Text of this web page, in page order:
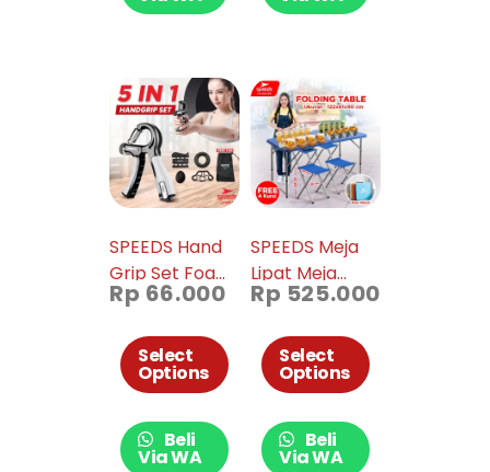
SPEEDS Hand
Grip Set Foam
Fitness LX Set
Rp 66.000
Select
Options
Beli
Via WA
SPEEDS Meja
Lipat Meja
Rumah Jualan
Camping
Serbaguna
Belajar 031-54
Rp 525.000
Select
Options
Beli
Via WA